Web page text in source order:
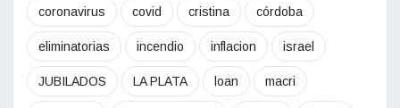
coronavirus covid cristina córdoba
eliminatorias incendio inflacion israel
JUBILADOS LA PLATA loan macri